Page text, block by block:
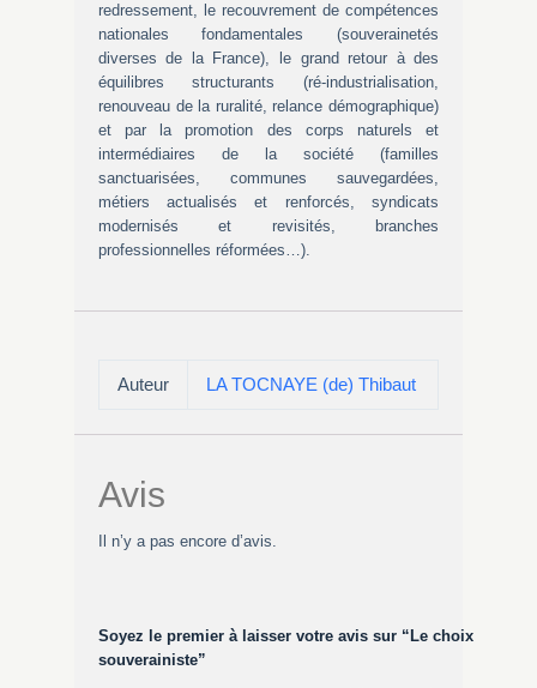
redressement, le recouvrement de compétences
nationales fondamentales (souverainetés
diverses de la France), le grand retour à des
équilibres structurants (ré-industrialisation,
renouveau de la ruralité, relance démographique)
et par la promotion des corps naturels et
intermédiaires de la société (familles
sanctuarisées, communes sauvegardées,
métiers actualisés et renforcés, syndicats
modernisés et revisités, branches
professionnelles réformées…).
Auteur LA TOCNAYE (de) Thibaut
Avis
Il n’y a pas encore d’avis.
Soyez le premier à laisser votre avis sur “Le choix
souverainiste”